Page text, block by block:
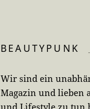
BEAUTYPUNK
Wir sind ein
Magazin und lieben
und Lifestyle zu tun